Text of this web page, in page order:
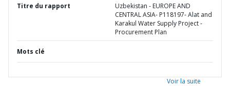
Titre du rapport
Uzbekistan - EUROPE AND
CENTRAL ASIA- P118197- Alat and
Karakul Water Supply Project -
Procurement Plan
Mots clé
Voir la suite